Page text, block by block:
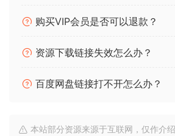
购买VIP会员是否可以退款？
资源下载链接失效怎么办？
百度网盘链接打不开怎么办？
本站部分资源来源于互联网，仅作介